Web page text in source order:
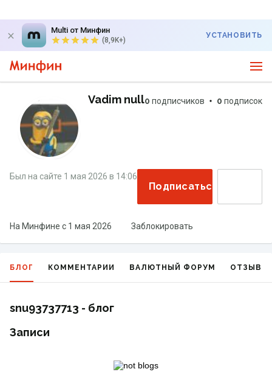
Multi от Минфин
(8,9K+)
УСТАНОВИТЬ
Vadim null0 подписчиков 0 подписок
Был на сайте 1 мая 2026 в 14:06
Подписаться
На Минфине с 1 мая 2026 Заблокировать
БЛОГ КОММЕНТАРИИ ВАЛЮТНЫЙ ФОРУМ ОТЗЫВЫ
snu93737713 - блог
Записи